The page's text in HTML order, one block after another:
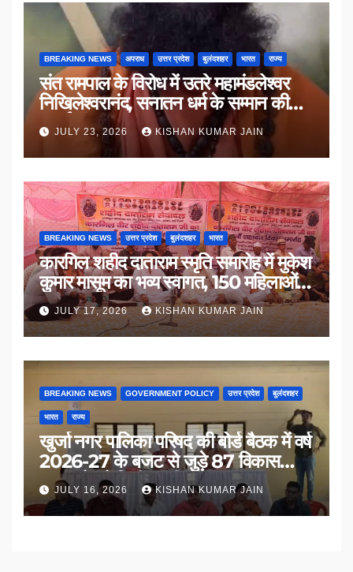
BREAKING NEWS अपराध उत्तर प्रदेश बुलंदशहर भारत राज्य
संत रामपाल के विरोध में उतरे महामंडलेश्वर
निखिलेश्वरानंद, सनातन धर्म के सम्मान की
उठाई मांग
JULY 23, 2026 KISHAN KUMAR JAIN
BREAKING NEWS उत्तर प्रदेश बुलंदशहर भारत
कारगिल शहीद दाताराम स्मृति समारोह में मुकेश
कुमार मासूम का भव्य स्वागत, 150 महिलाओं
का सम्मान
JULY 17, 2026 KISHAN KUMAR JAIN
BREAKING NEWS GOVERNMENT POLICY उत्तर प्रदेश बुलंदशहर
भारत राज्य
खुर्जा नगर पालिका परिषद की बोर्ड बैठक में वर्ष
2026-27 के बजट से जुड़े 87 विकास
प्रस्तावों को मिली मंजूरी
JULY 16, 2026 KISHAN KUMAR JAIN